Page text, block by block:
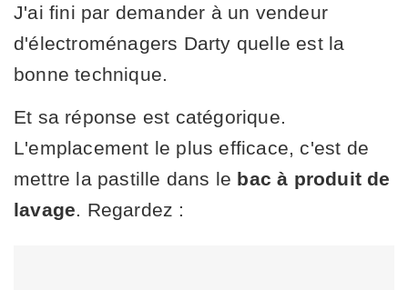
J'ai fini par demander à un vendeur
d'électroménagers Darty quelle est la
bonne technique.
Et sa réponse est catégorique.
L'emplacement le plus efficace, c'est de
mettre la pastille dans le bac à produit de
lavage . Regardez :